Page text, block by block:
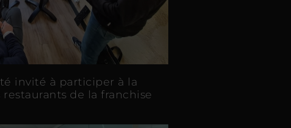
invité à participer à la
de la franchise